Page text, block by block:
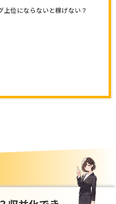
上位にならないと稼げない？